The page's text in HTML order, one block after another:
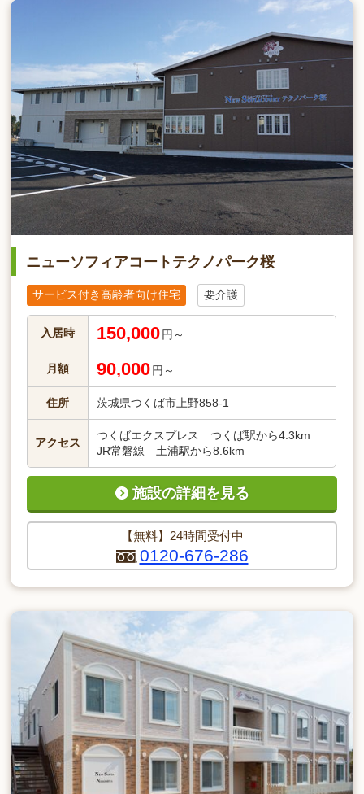
ニューソフィアコートテクノパーク桜
サービス付き高齢者向け住宅 要介護
入居時 150,000 円～
月額 90,000 円～
住所 茨城県つくば市上野858-1
アクセス
つくばエクスプレス つくば駅から4.3km
JR常磐線 土浦駅から8.6km
【無料】24時間受付中
0120-676-286
施設の詳細を見る